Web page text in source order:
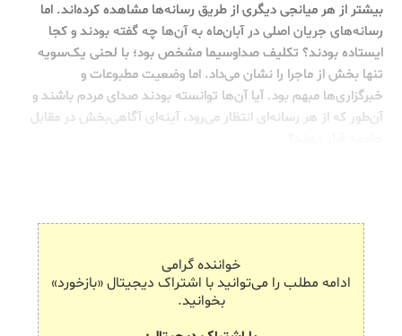
بیشتر از هر میانجی دیگری از طریق رسانه‌ها مشاهده کرده‌اند. اما
رسانه‌های جریان اصلی در آبان‌ماه به آن‌ها چه گفته بودند و کجا
ایستاده بودند؟ تکلیف صداوسیما مشخص بود؛ با لحنی یک‌سویه
تنها بخش از ماجرا را نشان می‌داد. اما وضعیت مطبوعات و
خبرگزاری‌ها مبهم بود. آیا آن‌ها توانسته بودند صدای مردم باشند و
آن‌طور که از هر رسانه‌ای انتظار می‌رود، آینه‌ای آگاهی‌بخش در مقابل
خواننده گرامی
ادامه مطلب را می‌توانید با اشتراک دیجیتال «بازخورد»
بخوانید.